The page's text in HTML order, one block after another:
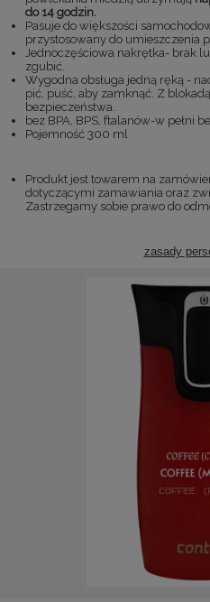
do 14 godzin.
Pasuje do większości
przystosowany do umieszczenia
Jednoczęściowa nakrętka- brak
zgubić.
Wygodna obsługa jedną ręką -
pić, puść, aby zamknąć. Z
bezpieczeństwa.
bez BPA, BPS, ftalanów-w pełni
Pojemność 300 ml
Produkt jest towarem na
dotyczącymi zamawiania oraz
Zastrzegamy sobie prawo do
zasady